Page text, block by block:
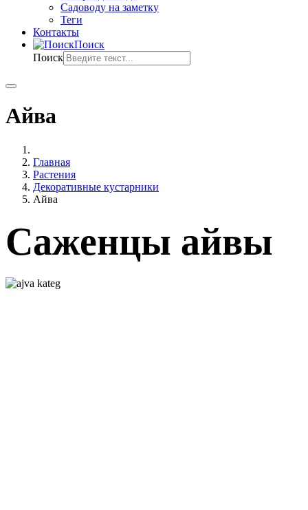
Садоводу на заметку
Теги
Контакты
Поиск
Поиск
Айва
Главная
Растения
Декоративные кустарники
Айва
Саженцы айвы